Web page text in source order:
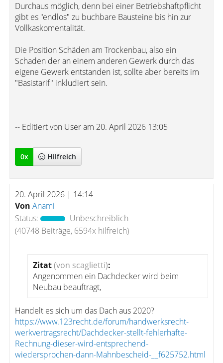
Durchaus möglich, denn bei einer Betriebshaftpflicht
gibt es "endlos" zu buchbare Bausteine bis hin zur
Vollkaskomentalität.
Die Position Schäden am Trockenbau, also ein
Schaden der an einem anderen Gewerk durch das
eigene Gewerk entstanden ist, sollte aber bereits im
"Basistarif" inkludiert sein.
-- Editiert von User am 20. April 2026 13:05
0x Hilfreich
20. April 2026 | 14:14
Von Anami
Status:
Unbeschreiblich
(40748 Beiträge, 6594x hilfreich)
Zitat(von scaglietti):
Angenommen ein Dachdecker wird beim
Neubau beauftragt,
Handelt es sich um das Dach aus 2020?
https://www.123recht.de/forum/handwerksrecht-
werkvertragsrecht/Dachdecker-stellt-fehlerhafte-
Rechnung-dieser-wird-entsprechend-
wiedersprochen-dann-Mahnbescheid-__f625752.html